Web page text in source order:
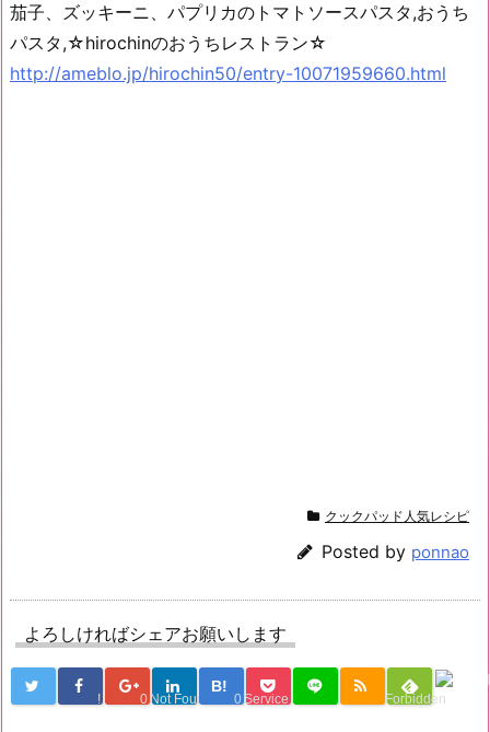
茄子、ズッキーニ、パプリカのトマトソースパスタ,おうち
パスタ,☆hirochinのおうちレストラン☆
http://ameblo.jp/hirochin50/entry-10071959660.html
クックパッド人気レシピ
Posted by ponnao
よろしければシェアお願いします
! 0 Not Found
B!
0 Service Una Forbidden